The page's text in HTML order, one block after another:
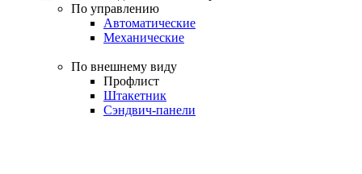
По управлению
Автоматические
Механические
По внешнему виду
Профлист
Штакетник
Сэндвич-панели